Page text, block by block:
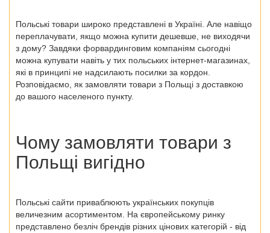
Польські товари широко представлені в Україні. Але навіщо
переплачувати, якщо можна купити дешевше, не виходячи
з дому? Завдяки форвардинговим компаніям сьогодні
можна купувати навіть у тих польських інтернет-магазинах
які в принципі не надсилають посилки за кордон.
Розповідаємо, як замовляти товари з Польщі з доставкою
до вашого населеного пункту.
Чому замовляти товари з
Польщі вигідно
Польські сайти приваблюють українських покупців
величезним асортиментом. На європейському ринку
представлено безліч брендів різних цінових категорій - від